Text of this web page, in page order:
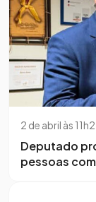
2 de abril às
Deputado
pessoas com